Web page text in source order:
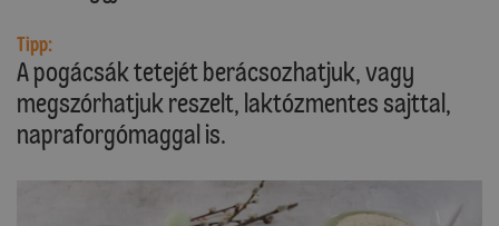
Tipp:
A pogácsák tetejét berácsozhatjuk, vagy
megszórhatjuk reszelt, laktózmentes sajttal,
napraforgómaggal is.